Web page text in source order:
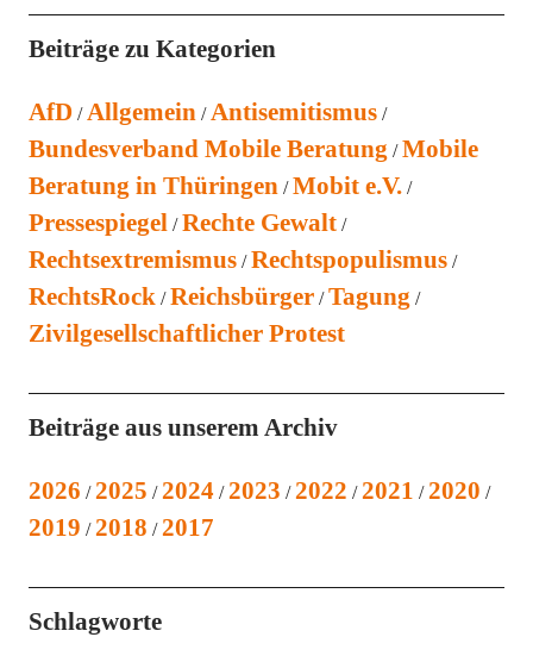
Beiträge zu Kategorien
AfD Allgemein Antisemitismus
Bundesverband Mobile Beratung Mobile
Beratung in Thüringen Mobit e.V.
Pressespiegel Rechte Gewalt
Rechtsextremismus Rechtspopulismus
RechtsRock Reichsbürger Tagung
Zivilgesellschaftlicher Protest
Beiträge aus unserem Archiv
2026 2025 2024 2023 2022 2021 2020
2019 2018 2017
Schlagworte